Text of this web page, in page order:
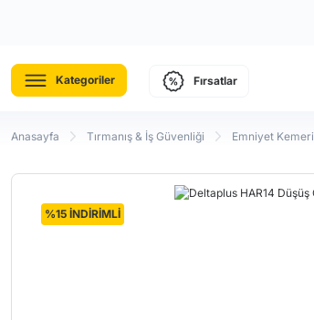
Kategoriler Fırsatlar
Anasayfa Tırmanış & İş Güvenliği Emniyet Kemeri
%15 İNDİRİMLİ